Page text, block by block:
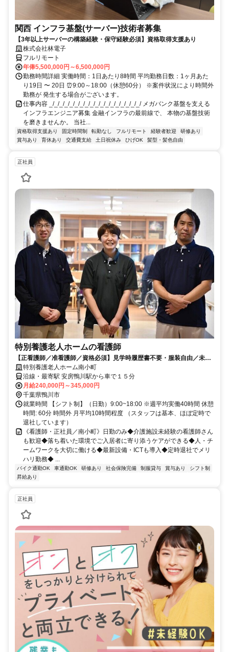
関西 インフラ基盤(サーバー)技術者募集
【3年以上サーバーの構築経験・保守経験必須】資格取得支援あり
株式会社林電子
フルリモート
年俸5,500,000円～6,500,000円
勤務時間詳細 実働時間：1日あたり8時間 平均勤務日数：1ヶ月あた
り19日 〜 20日 ⏰9:00～18:00（休憩60分） ※案件状況により時間外
勤務が 発生する場合がございます。
仕事内容 _/_/_/_/_/_/_/_/_/_/_/_/_/_/_/_/_/_/ メガバンク基盤を支える
インフラエンジニア募集 金融インフラの最前線で、 本物の基盤技術
を磨きませんか。 当社...
資格取得支援あり 固定時間制 転勤なし フルリモート 経験者歓迎
研修あり
賞与あり
育休あり 交通費支給 土日祝休み ひげOK 髪型・髪色自由
正社員
特別養護老人ホームの看護師
【正看護師／准看護師／資格必須】見学時履歴書不要・服装自由／未経
験者歓迎／経験者歓迎／教育体制充実／賞与昇給あり
特別養護老人ホーム南小町
沿線・最寄駅 安房鴨川駅から車で１５分
月給240,000円～345,000円
千葉県鴨川市
就業時間 【シフト制】（日勤）9:00~18:00 ※週平均実働40時間 休憩
時間: 60分 時間外 月平均10時間程度 （スタッフは基本、ほぼ定時で
退社しています）
《看護師・正社員／南小町》日勤のみ◆介護施設未経験の看護師さん
も歓迎◆落ち着いた環境でご入居者に寄り添うケアができる◆人・チ
ームワークを大切に働ける◆最新設備・ICTも導入◆定時退社でメリ
ハリ勤務◆ ...
バイク通勤OK 車通勤OK 研修あり 社会保険完備 制服貸与 賞与あり
シフト制
昇給あり
正社員